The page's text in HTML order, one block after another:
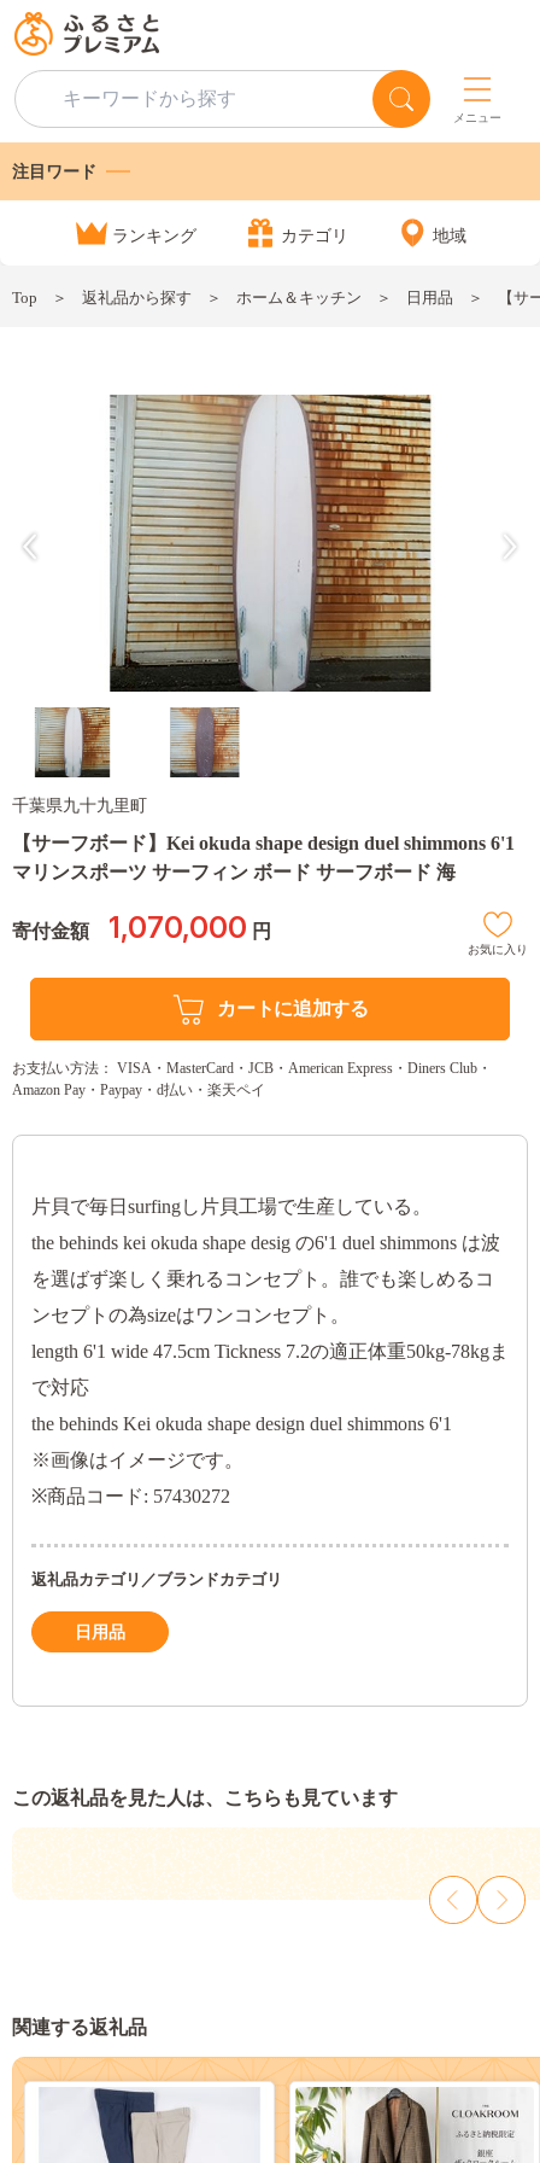
メニュー
注目ワード
ランキング カテゴリ 地域
Top 返礼品から探す ホーム＆キッチン 日用品 【
千葉県九十九里町
【サーフボード】Kei okuda shape design duel shimmons 6'1
マリンスポーツ サーフィン ボード サーフボード 海
寄付金額 1,070,000 円
お気に入り
カートに追加する
お支払い方法： VISA・MasterCard・JCB・American Express・Diners Club・
Amazon Pay・Paypay・d払い・楽天ペイ
片貝で毎日surfingし片貝工場で生産している。
the behinds kei okuda shape desig の6'1 duel shimmons は波
を選ばず楽しく乗れるコンセプト。誰でも楽しめるコ
ンセプトの為sizeはワンコンセプト。
length 6'1 wide 47.5cm Tickness 7.2の適正体重50kg-78kgま
で対応
the behinds Kei okuda shape design duel shimmons 6'1
※画像はイメージです。
※商品コード: 57430272
返礼品カテゴリ／ブランドカテゴリ
日用品
この返礼品を見た人は、こちらも見ています
関連する返礼品